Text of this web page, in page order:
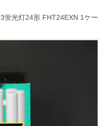
蛍光灯24形 FHT24EXN 1ケー